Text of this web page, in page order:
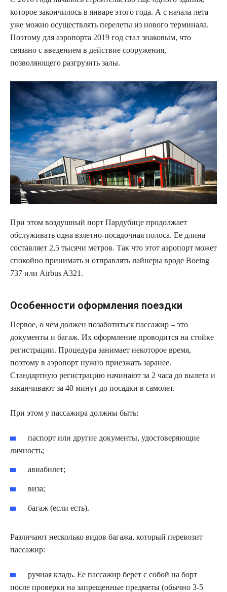
которое закончилось в январе этого года. А с начала лета
уже можно осуществлять перелеты из нового терминала.
Поэтому для аэропорта 2019 год стал знаковым, что
связано с введением в действие сооружения,
позволяющего разгрузить залы.
При этом воздушный порт Пардубице продолжает
обслуживать одна взлетно-посадочная полоса. Ее длина
составляет 2,5 тысячи метров. Так что этот аэропорт может
спокойно принимать и отправлять лайнеры вроде Boeing
737 или Airbus A321.
Особенности оформления поездки
Первое, о чем должен позаботиться пассажир – это
документы и багаж. Их оформление проводится на стойке
регистрации. Процедура занимает некоторое время,
поэтому в аэропорт нужно приезжать заранее.
Стандартную регистрацию начинают за 2 часа до вылета и
заканчивают за 40 минут до посадки в самолет.
При этом у пассажира должны быть:
паспорт или другие документы, удостоверяющие
личность;
авиабилет;
виза;
багаж (если есть).
Различают несколько видов багажа, который перевозит
пассажир:
ручная кладь. Ее пассажир берет с собой на борт
после проверки на запрещенные предметы (обычно 3-5